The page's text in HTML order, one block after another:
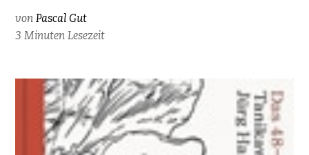
vonPascal Gut
3 Minuten Lesezeit